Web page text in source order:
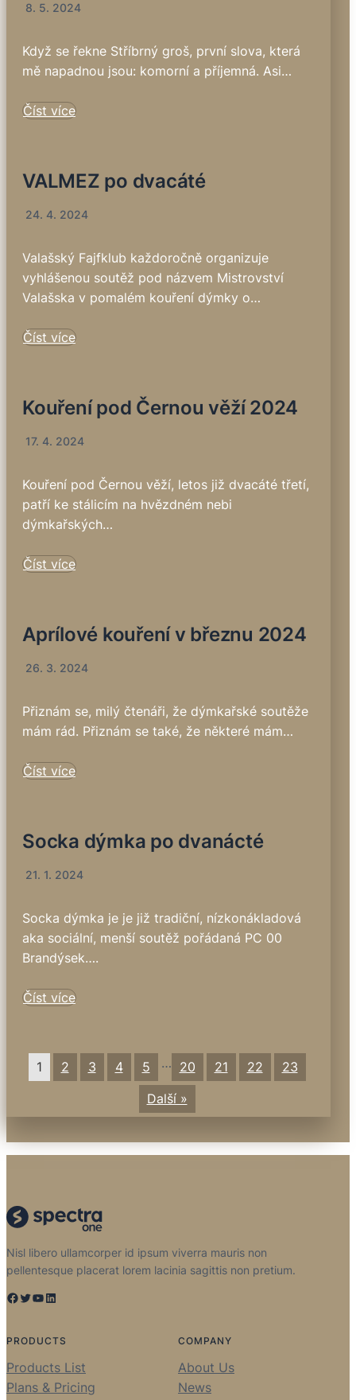
8. 5. 2024
Když se řekne Stříbrný groš, první slova, která
mě napadnou jsou: komorní a příjemná. Asi…
Číst více
VALMEZ po dvacáté
24. 4. 2024
Valašský Fajfklub každoročně organizuje
vyhlášenou soutěž pod názvem Mistrovství
Valašska v pomalém kouření dýmky o…
Číst více
Kouření pod Černou věží 2024
17. 4. 2024
Kouření pod Černou věží, letos již dvacáté třetí,
patří ke stálicím na hvězdném nebi
dýmkařských…
Číst více
Aprílové kouření v březnu 2024
26. 3. 2024
Přiznám se, milý čtenáři, že dýmkařské soutěže
mám rád. Přiznám se také, že některé mám…
Číst více
Socka dýmka po dvanácté
21. 1. 2024
Socka dýmka je je již tradiční, nízkonákladová
aka sociální, menší soutěž pořádaná PC 00
Brandýsek….
Číst více
1 2 3 4 5 … 20 21 22
23
Další »
Nisl libero ullamcorper id ipsum viverra mauris non
pellentesque placerat lorem lacinia sagittis non pretium.
Facebook Twitter YouTube LinkedIn
PRODUCTS
Products List
Plans & Pricing
COMPANY
About Us
News